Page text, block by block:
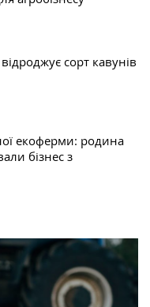
сорт кавунів
екоферми: родина
бізнес з